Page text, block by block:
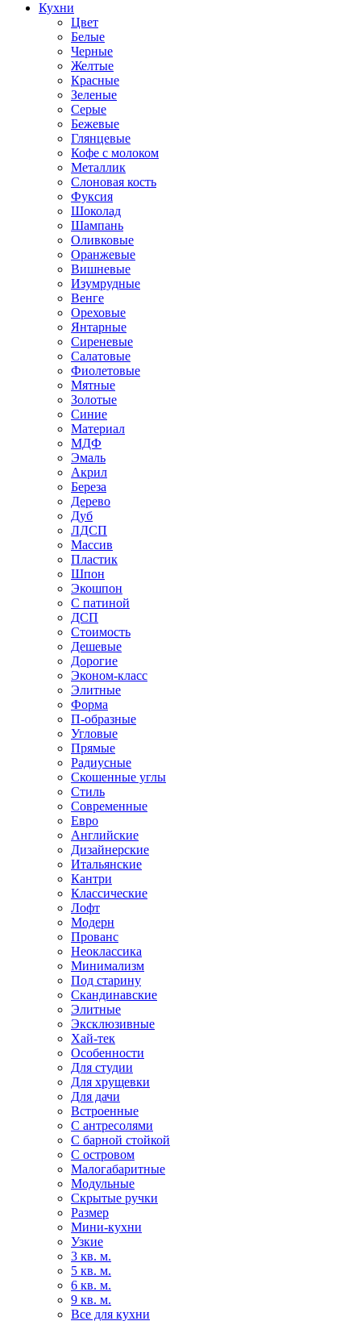
Кухни
Цвет
Белые
Черные
Желтые
Красные
Зеленые
Серые
Бежевые
Глянцевые
Кофе с молоком
Металлик
Слоновая кость
Фуксия
Шоколад
Шампань
Оливковые
Оранжевые
Вишневые
Изумрудные
Венге
Ореховые
Янтарные
Сиреневые
Салатовые
Фиолетовые
Мятные
Золотые
Синие
Материал
МДФ
Эмаль
Акрил
Береза
Дерево
Дуб
ЛДСП
Массив
Пластик
Шпон
Экошпон
С патиной
ДСП
Стоимость
Дешевые
Дорогие
Эконом-класс
Элитные
Форма
П-образные
Угловые
Прямые
Радиусные
Скошенные углы
Стиль
Современные
Евро
Английские
Дизайнерские
Итальянские
Кантри
Классические
Лофт
Модерн
Прованс
Неоклассика
Минимализм
Под старину
Скандинавские
Элитные
Эксклюзивные
Хай-тек
Особенности
Для студии
Для хрущевки
Для дачи
Встроенные
С антресолями
С барной стойкой
С островом
Малогабаритные
Модульные
Скрытые ручки
Размер
Мини-кухни
Узкие
3 кв. м.
5 кв. м.
6 кв. м.
9 кв. м.
Все для кухни